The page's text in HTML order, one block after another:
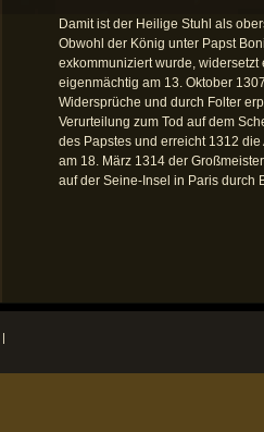
Damit ist der Heilige Stuhl als
Obwohl der König unter Papst
exkommuniziert wurde,
eigenmächtig am 13. Oktober
Widersprüche und durch Folter
Verurteilung zum Tod auf dem
des Papstes und erreicht 1312
am 18. März 1314 der
auf der Seine-Insel in Paris durch
|